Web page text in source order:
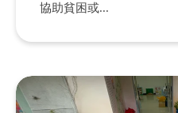
協助貧困或...